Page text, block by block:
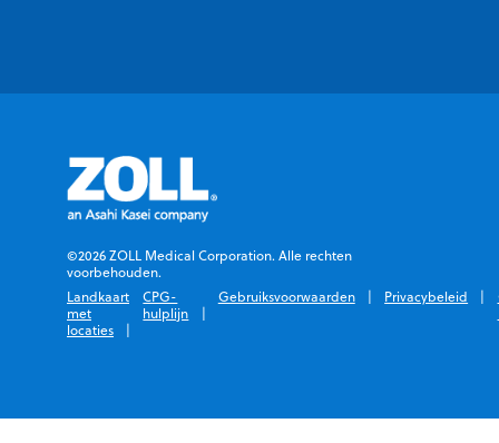
©2026 ZOLL Medical Corporation. Alle rechten
voorbehouden.
Landkaart
met
locaties
CPG-
hulplijn
Gebruiksvoorwaarden Privacybeleid